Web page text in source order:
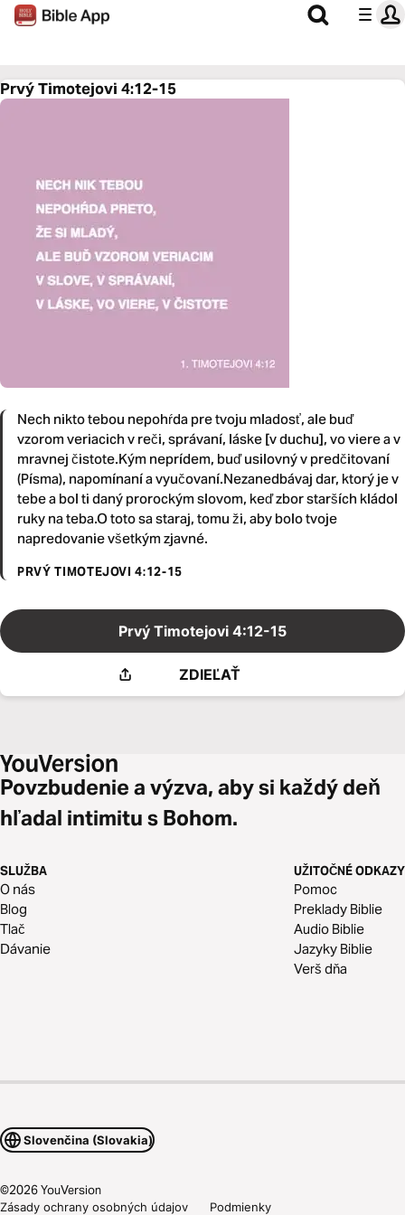
Prvý Timotejovi 4:12-15
Nech nikto tebou nepohŕda pre tvoju mladosť, ale buď
vzorom veriacich v reči, správaní, láske [v duchu], vo viere a v
mravnej čistote.Kým neprídem, buď usilovný v predčitovaní
(Písma), napomínaní a vyučovaní.Nezanedbávaj dar, ktorý je v
tebe a bol ti daný prorockým slovom, keď zbor starších kládol
ruky na teba.O toto sa staraj, tomu ži, aby bolo tvoje
napredovanie všetkým zjavné.
PRVÝ TIMOTEJOVI 4:12-15
Prvý Timotejovi 4:12-15
ZDIEĽAŤ
Povzbudenie a výzva, aby si každý deň
hľadal intimitu s Bohom.
SLUŽBA
O nás
Blog
Tlač
Dávanie
UŽITOČNÉ ODKAZY
Pomoc
Preklady Biblie
Audio Biblie
Jazyky Biblie
Verš dňa
Slovenčina (Slovakia)
©2026YouVersion
Zásady ochrany osobných údajov Podmienky